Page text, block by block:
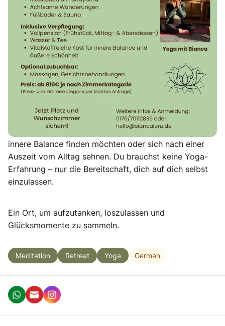
Erlebe fünf Tage voller Yoga, Meditation, Natur und
Herzensbegegnungen im Odenwald. Dieses Retreat
lädt dich ein, zur Ruhe zu kommen, dich zu erden und
wieder tiefer mit dir selbst in Verbindung zu treten.
Dich erwarten tägliche Yogaeinheiten (Hatha, Yinyasa
& Yin), Atemübungen, kleine Achtsamkeitsimpulse
sowie ausreichend Zeit für Stille und Rückzug.
Miteinander in einer warmen, unterstützenden Gruppe.
Dieses Retreat ist für alle, die sich Ruhe wünschen,
innere Balance finden möchten oder sich nach einer
Auszeit vom Alltag sehnen. Du brauchst keine Yoga-
Erfahrung – nur die Bereitschaft, dich auf dich selbst
einzulassen.
Ein Ort, um aufzutanken, loszulassen und
Glücksmomente zu sammeln.
Meditation Retreat Yoga German